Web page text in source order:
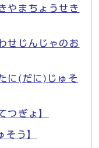
やまちょうせき
せじんじゃのお
に(だに)じゅそ
つぎょ】
そう】